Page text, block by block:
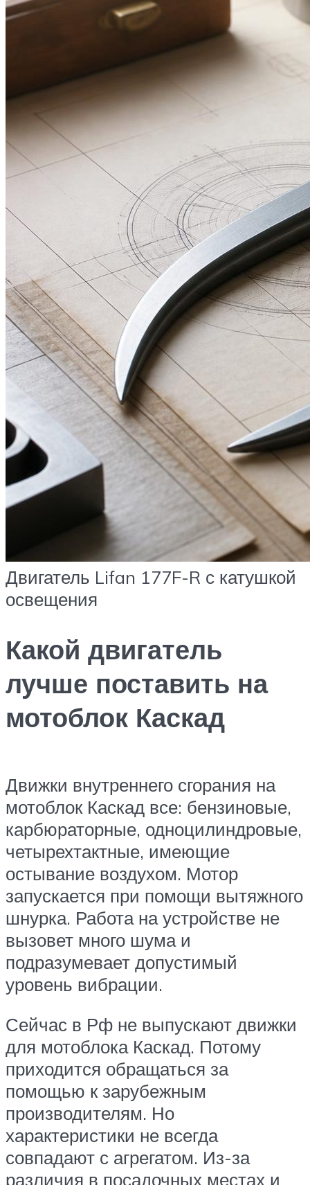
Двигатель Lifan 177F-R с катушкой
освещения
Какой двигатель
лучше поставить на
мотоблок Каскад
Движки внутреннего сгорания на
мотоблок Каскад все: бензиновые,
карбюраторные, одноцилиндровые,
четырехтактные, имеющие
остывание воздухом. Мотор
запускается при помощи вытяжного
шнурка. Работа на устройстве не
вызовет много шума и
подразумевает допустимый
уровень вибрации.
Сейчас в Рф не выпускают движки
для мотоблока Каскад. Потому
приходится обращаться за
помощью к зарубежным
производителям. Но
характеристики не всегда
совпадают с агрегатом. Из-за
различия в посадочных местах и